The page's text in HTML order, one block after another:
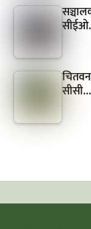
सीसी…